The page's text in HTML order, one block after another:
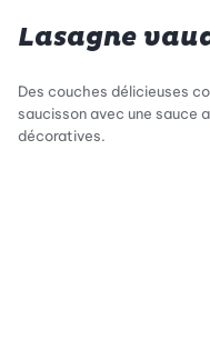
Lasagne
Des couches délicieuses
saucisson avec une sauce
décoratives.